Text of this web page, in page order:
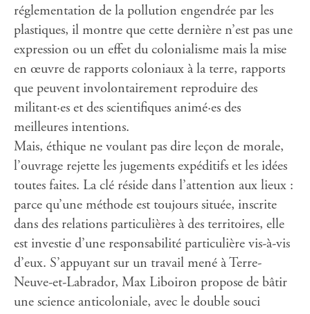
réglementation de la pollution engendrée par les
plastiques, il montre que cette dernière n’est pas une
expression ou un effet du colonialisme mais la mise
en œuvre de rapports coloniaux à la terre, rapports
que peuvent involontairement reproduire des
militant·es et des scientifiques animé·es des
meilleures intentions.
Mais, éthique ne voulant pas dire leçon de morale,
l’ouvrage rejette les jugements expéditifs et les idées
toutes faites. La clé réside dans l’attention aux lieux :
parce qu’une méthode est toujours située, inscrite
dans des relations particulières à des territoires, elle
est investie d’une responsabilité particulière vis-à-vis
d’eux. S’appuyant sur un travail mené à Terre-
Neuve-et-Labrador, Max Liboiron propose de bâtir
une science anticoloniale, avec le double souci